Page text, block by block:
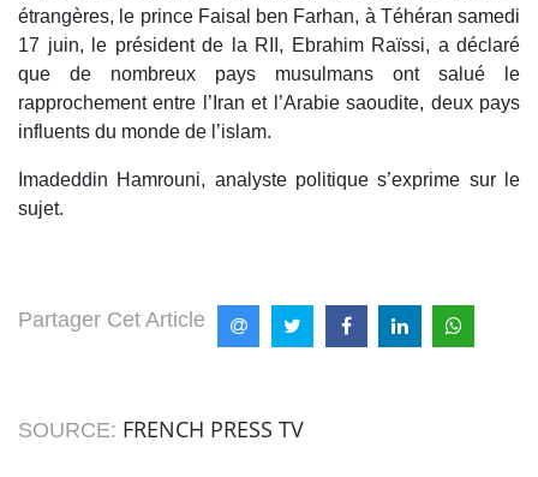
étrangères, le prince Faisal ben Farhan, à Téhéran samedi
17 juin, le président de la RII, Ebrahim Raïssi, a déclaré
que de nombreux pays musulmans ont salué le
rapprochement entre l’Iran et l’Arabie saoudite, deux pays
influents du monde de l’islam.
Imadeddin Hamrouni, analyste politique s’exprime sur le
sujet.
Partager Cet Article
SOURCE: FRENCH PRESS TV